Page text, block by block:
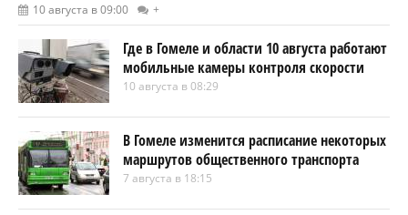
10 августа в 09:00 +
Где в Гомеле и области 10 августа работают
мобильные камеры контроля скорости
10 августа в 08:29
В Гомеле изменится расписание некоторых
маршрутов общественного транспорта
7 августа в 18:15